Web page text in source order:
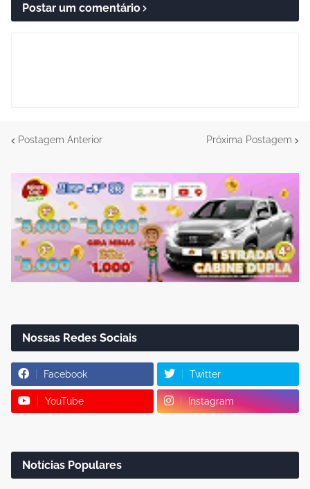
Postar um comentário
Postagem Anterior Próxima Postagem
Nossas Redes Sociais
Facebook Twitter
YouTube Instagram
Notícias Populares